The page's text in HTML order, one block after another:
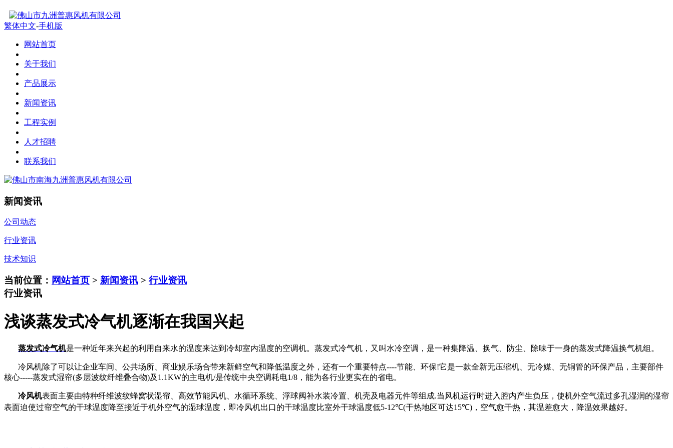
繁体中文-手机版
网站首页
关于我们
产品展示
新闻资讯
工程实例
人才招聘
联系我们
新闻资讯
公司动态
行业资讯
技术知识
当前位置： 网站首页 > 新闻资讯 > 行业资讯
行业资讯
浅谈蒸发式冷气机逐渐在我国兴起
蒸发式冷气机是一种近年来兴起的利用自来水的温度来达到冷却室内温度的空调机。蒸发式冷气机，又叫水冷空调，是一种集降温、换气、防尘、除味于一身的蒸发式降温换气机组。
冷风机除了可以让企业车间、公共场所、商业娱乐场合带来新鲜空气和降低温度之外，还有一个重要特点----节能、环保!它是一款全新无压缩机、无冷媒、无铜管的环保产品，主要部件
核心-----蒸发式湿帘(多层波纹纤维叠合物)及 1.1KW的主电机/是传统中央空调耗电1/8 ，能为各行业更实在的省电。
冷风机表面主要由特种纤维波纹蜂窝状湿帘、高效节能风机、水循环系统、浮球阀补水装冷置、机壳及电器元件等组成.当风机运行时进入腔内产生负压，使机外空气流过多孔湿润的湿帘
表面迫使过帘空气的干球温度降至接近于机外空气的湿球温度，即冷风机出口的干球温度比室外干球温度低5-12℃(干热地区可达15℃) ，空气愈干热，其温差愈大，降温效果越好。